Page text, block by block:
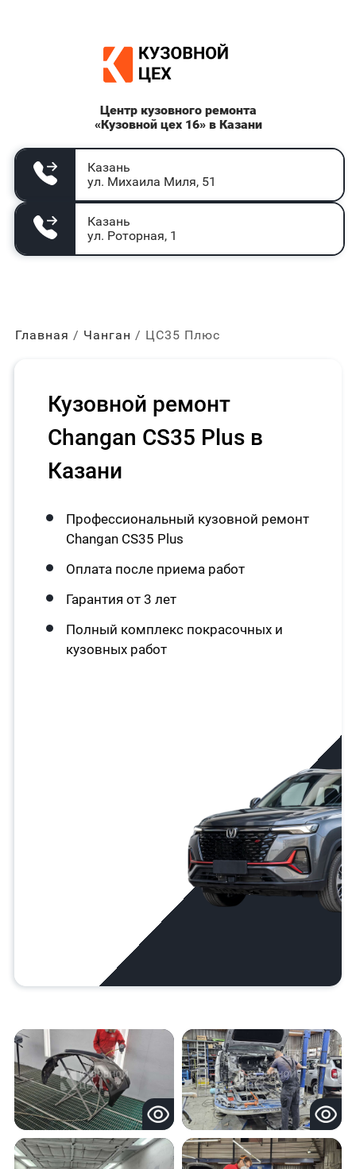
Центр кузовного ремонта
«Кузовной цех 16» в Казани
Казань
ул. Михаила Миля, 51
Казань
ул. Роторная, 1
Главная Чанган ЦС35 Плюс
Кузовной ремонт
Changan CS35 Plus в
Казани
Профессиональный кузовной ремонт
Changan CS35 Plus
Оплата после приема работ
Гарантия от 3 лет
Полный комплекс покрасочных и
кузовных работ